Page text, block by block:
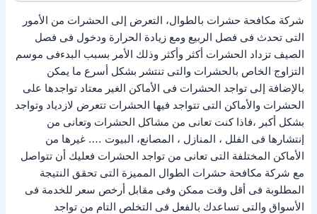
شركة مكافحة حشرات بالطوال، التعرض إلى الحشرات من الأمور
التى تحدث فى فصل الربيع ومع زيادة الحرارة ودخول فى فصل
الصيف تزداد الحشرات أكثر وأكثر وذلك الأمر بسبب البدءفى موسم
التزاوج الخاص بالحشرات والتى تنتشر بشكل أسرع ما يمكن
بالإضافة إلى تواجد الحشرات فى الأماكن الغير معتاد تواجدها على
الحشرات والأماكن التى تتواجد فيها الحشرات تتعرض لازدياد وتواجد
بشكل أكبر ،فاذا كنت تعانى من مشاكل الحشرات وتعانى من
إنتشارها فى الفلل ، المنازل ، المصانع، البيوت …. غيرها من
الأماكن المختلفة التى تعانى من تواجد الحشرات فعليك أن تتواصل
مع شركة مكافحة حشرات الطوال المميزة التى تحقق النتيجة
المطلوبة فى أقل وقت ممكن وفى مقابل أرخص سعر للخدمة فى
الأسواق والتى تساعدك بالفعل فى التخلص التام من تواجد